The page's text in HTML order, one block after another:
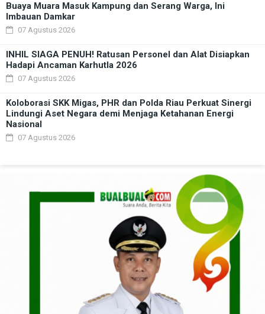
Buaya Muara Masuk Kampung dan Serang Warga, Ini
Imbauan Damkar
07 Agustus 2026
INHIL SIAGA PENUH! Ratusan Personel dan Alat Disiapkan
Hadapi Ancaman Karhutla 2026
07 Agustus 2026
Koloborasi SKK Migas, PHR dan Polda Riau Perkuat Sinergi
Lindungi Aset Negara demi Menjaga Ketahanan Energi
Nasional
07 Agustus 2026